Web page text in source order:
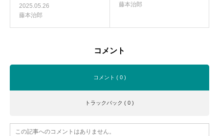
2025.05.26
藤本治郎
藤本治郎
コメント
コメント ( 0 )
トラックバック ( 0 )
この記事へのコメントはありません。